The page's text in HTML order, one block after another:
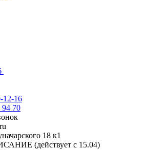
12-16
94 70
18 к1
(действует с 15.04)